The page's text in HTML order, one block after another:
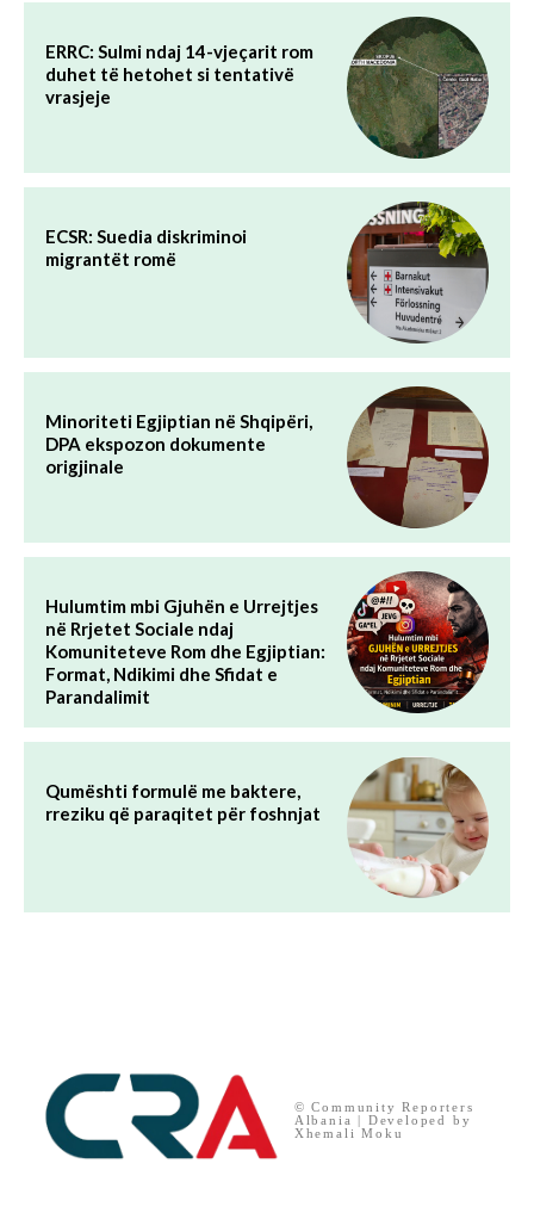
ERRC: Sulmi ndaj 14-vjeçarit rom
duhet të hetohet si tentativë
vrasjeje
ECSR: Suedia diskriminoi
migrantët romë
Minoriteti Egjiptian në Shqipëri,
DPA ekspozon dokumente
origjinale
Hulumtim mbi Gjuhën e Urrejtjes
në Rrjetet Sociale ndaj
Komuniteteve Rom dhe Egjiptian:
Format, Ndikimi dhe Sfidat e
Parandalimit
Qumështi formulë me baktere,
rreziku që paraqitet për foshnjat
© Community Reporters
Albania | Developed by
Xhemali Moku